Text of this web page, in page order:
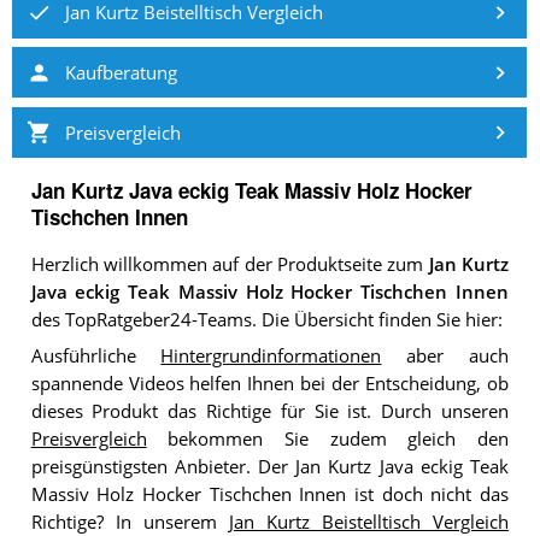
Jan Kurtz Beistelltisch Vergleich
Kaufberatung
Preisvergleich
Jan Kurtz Java eckig Teak Massiv Holz Hocker
Tischchen Innen
Herzlich willkommen auf der Produktseite zum Jan Kurtz
Java eckig Teak Massiv Holz Hocker Tischchen Innen
des TopRatgeber24-Teams. Die Übersicht finden Sie hier:
Ausführliche Hintergrundinformationen aber auch
spannende Videos helfen Ihnen bei der Entscheidung, ob
dieses Produkt das Richtige für Sie ist. Durch unseren
Preisvergleich bekommen Sie zudem gleich den
preisgünstigsten Anbieter. Der Jan Kurtz Java eckig Teak
Massiv Holz Hocker Tischchen Innen ist doch nicht das
Richtige? In unserem Jan Kurtz Beistelltisch Vergleich